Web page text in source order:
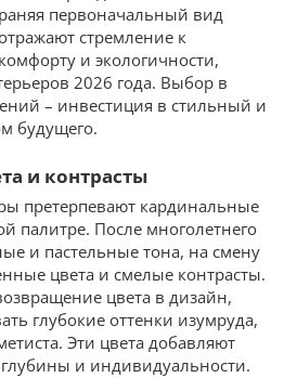
первоначальный вид
стремление к
и экологичности,
2026 года. Выбор в
– инвестиция в стильный и
будущего.
и контрасты
претерпевают кардинальные
палитре. После многолетнего
и пастельные тона, на смену
цвета и смелые контрасты.
цвета в дизайн,
глубокие оттенки изумруда,
Эти цвета добавляют
и индивидуальности.